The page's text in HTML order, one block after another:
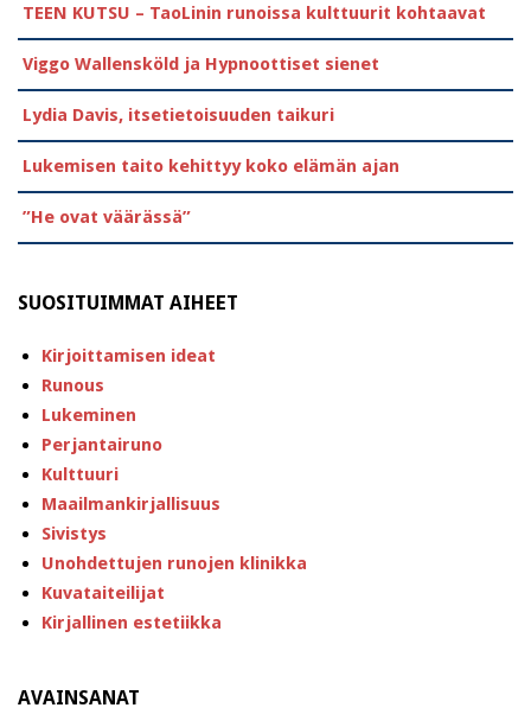
TEEN KUTSU – TaoLinin runoissa kulttuurit kohtaavat
Viggo Wallensköld ja Hypnoottiset sienet
Lydia Davis, itsetietoisuuden taikuri
Lukemisen taito kehittyy koko elämän ajan
”He ovat väärässä”
SUOSITUIMMAT AIHEET
Kirjoittamisen ideat
Runous
Lukeminen
Perjantairuno
Kulttuuri
Maailmankirjallisuus
Sivistys
Unohdettujen runojen klinikka
Kuvataiteilijat
Kirjallinen estetiikka
AVAINSANAT